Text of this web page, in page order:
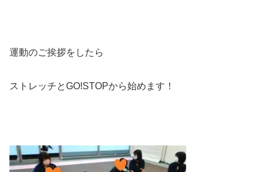
運動のご挨拶をしたら
ストレッチとGO!STOPから始めます！